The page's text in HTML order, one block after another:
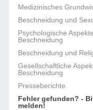
Medizinisches
Beschneidung und
Psychologische
Beschneidung
Beschneidung und
Gesellschaftliche
Beschneidung
Presseberichte
Fehler gefunden? -
melden!